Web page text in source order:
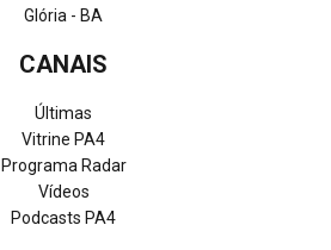
Glória - BA
CANAIS
Últimas
Vitrine PA4
Programa Radar
Vídeos
Podcasts PA4